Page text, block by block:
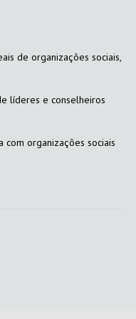
de organizações sociais,
líderes e conselheiros
organizações sociais